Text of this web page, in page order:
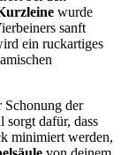
wurde
sanft
ein ruckartiges
Schonung der
sorgt dafür, dass
minimiert werden,